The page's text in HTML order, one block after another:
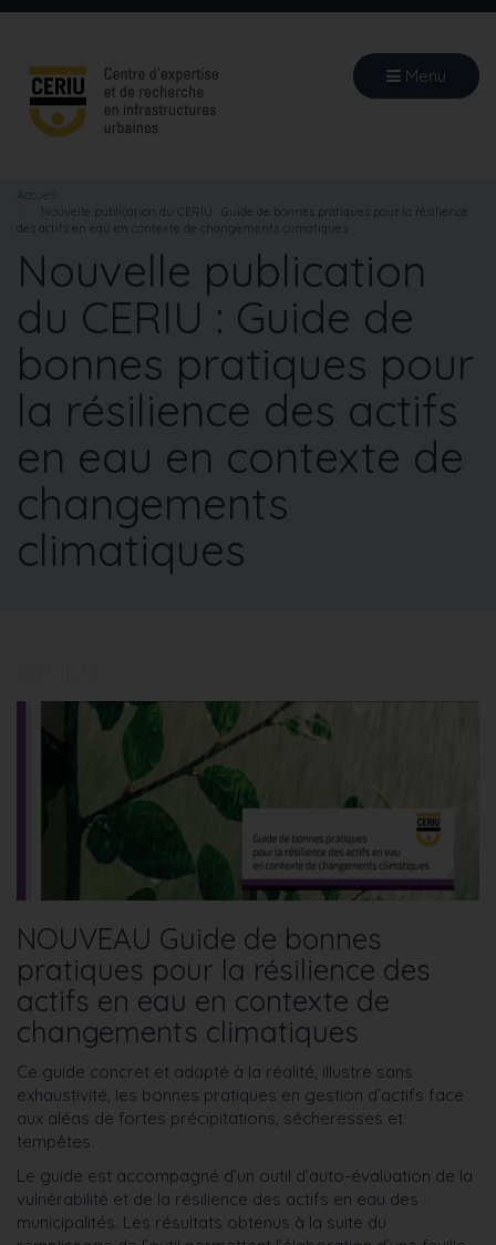
Aller
principal
Menu
Accueil
Nouvelle publication du CERIU : Guide de bonnes pratiques pour la résilience
des actifs en eau en contexte de changements climatiques
Nouvelle publication
du CERIU : Guide de
bonnes pratiques pour
la résilience des actifs
en eau en contexte de
changements
climatiques
NOUVEAU Guide de bonnes
pratiques pour la résilience des
actifs en eau en contexte de
changements climatiques
Ce guide concret et adapté à la réalité, illustre sans
exhaustivité, les bonnes pratiques en gestion d’actifs face
aux aléas de fortes précipitations, sécheresses et
tempêtes.
Le guide est accompagné d’un outil d’auto-évaluation de la
vulnérabilité et de la résilience des actifs en eau des
municipalités. Les résultats obtenus à la suite du